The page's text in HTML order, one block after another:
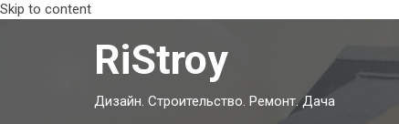
Skip to content
RiStroy
Дизайн. Строительство. Ремонт. Дача